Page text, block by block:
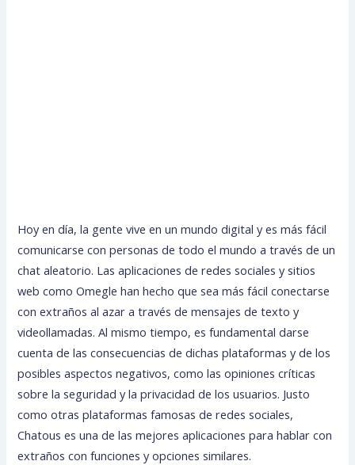
Hoy en día, la gente vive en un mundo digital y es más fácil
comunicarse con personas de todo el mundo a través de un
chat aleatorio. Las aplicaciones de redes sociales y sitios
web como Omegle han hecho que sea más fácil conectarse
con extraños al azar a través de mensajes de texto y
videollamadas. Al mismo tiempo, es fundamental darse
cuenta de las consecuencias de dichas plataformas y de los
posibles aspectos negativos, como las opiniones críticas
sobre la seguridad y la privacidad de los usuarios. Justo
como otras plataformas famosas de redes sociales,
Chatous es una de las mejores aplicaciones para hablar con
extraños con funciones y opciones similares.